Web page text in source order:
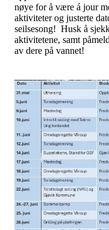
nøye for å være á jour
aktiviteter og justerte
seilsesong! Husk å
aktivitetene, samt
av dere på vannet!